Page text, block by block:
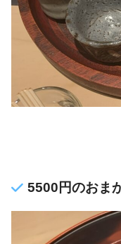
5500円のおま